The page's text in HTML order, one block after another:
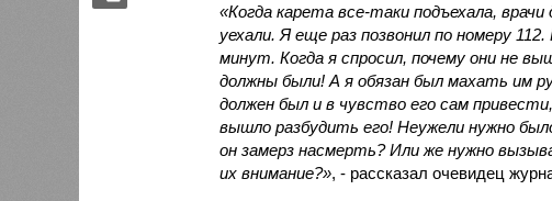
«Когда карета все-таки подъехала,
уехали. Я еще раз позвонил по номеру
минут. Когда я спросил, почему они не
должны были! А я обязан был махать им
должен был и в чувство его сам
вышло разбудить его! Неужели нужно
он замерз насмерть? Или же нужно
их внимание?», - рассказал очевидец